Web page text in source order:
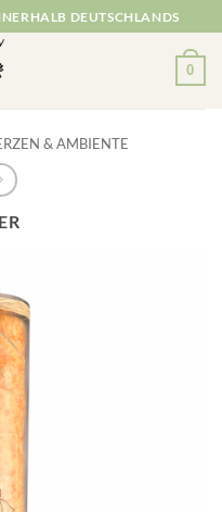
DEUTSCHLANDS
0
& AMBIENTE